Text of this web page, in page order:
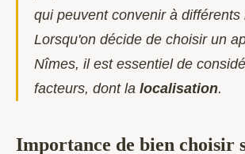
qui peuvent convenir à différents
Lorsqu'on décide de choisir un
Nîmes, il est essentiel de
facteurs, dont la localisation.
Importance de bien choisir